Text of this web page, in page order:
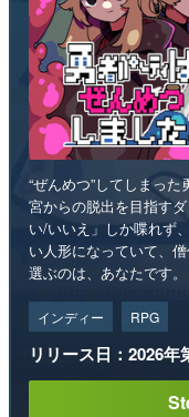
“ぜんめつ”してしまっ
宮からの脱出を目指す
い/いいえ」しか喋れず
い人形になっていて、
選ぶのは、あなたです。
インディー RPG
リリース日：2026年